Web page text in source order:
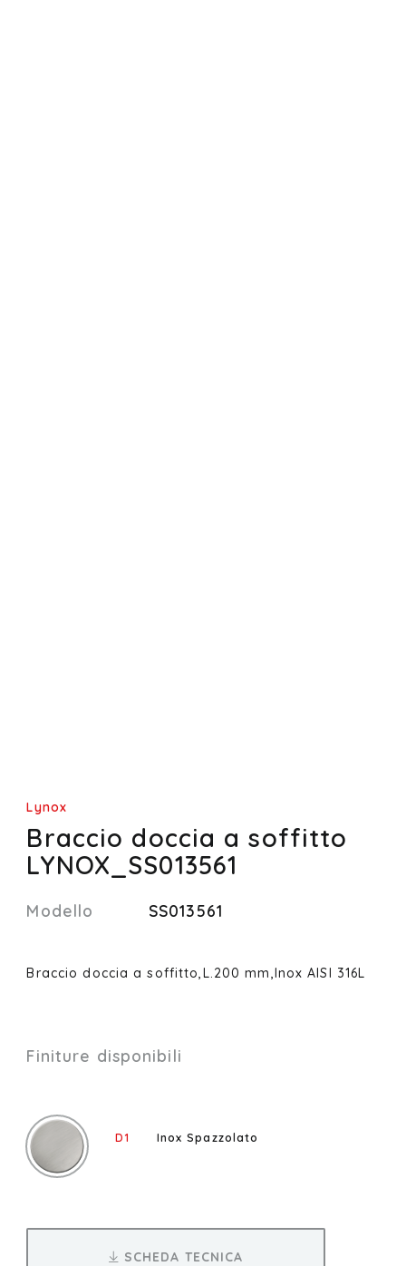
Lynox
Braccio doccia a soffitto
LYNOX_SS013561
Modello SS013561
Braccio doccia a soffitto,L.200 mm,Inox AISI 316L
Finiture disponibili
D1 Inox Spazzolato
SCHEDA TECNICA